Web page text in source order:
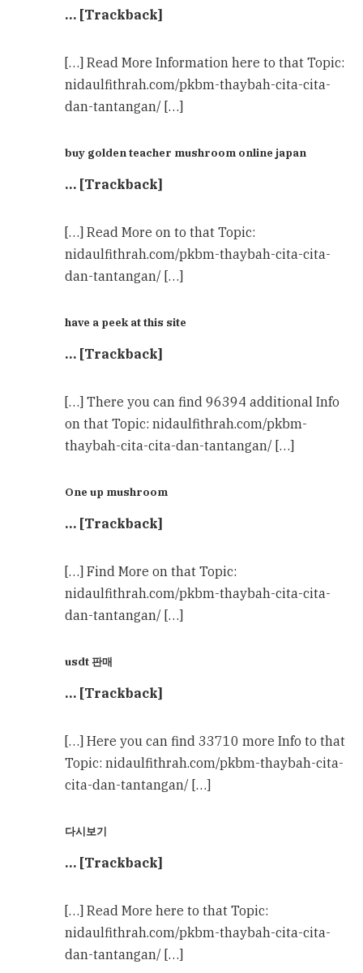
… [Trackback]
[…] Read More Information here to that Topic:
nidaulfithrah.com/pkbm-thaybah-cita-cita-
dan-tantangan/ […]
buy golden teacher mushroom online japan
… [Trackback]
[…] Read More on to that Topic:
nidaulfithrah.com/pkbm-thaybah-cita-cita-
dan-tantangan/ […]
have a peek at this site
… [Trackback]
[…] There you can find 96394 additional Info
on that Topic: nidaulfithrah.com/pkbm-
thaybah-cita-cita-dan-tantangan/ […]
One up mushroom
… [Trackback]
[…] Find More on that Topic:
nidaulfithrah.com/pkbm-thaybah-cita-cita-
dan-tantangan/ […]
usdt 판매
… [Trackback]
[…] Here you can find 33710 more Info to that
Topic: nidaulfithrah.com/pkbm-thaybah-cita-
cita-dan-tantangan/ […]
다시보기
… [Trackback]
[…] Read More here to that Topic:
nidaulfithrah.com/pkbm-thaybah-cita-cita-
dan-tantangan/ […]